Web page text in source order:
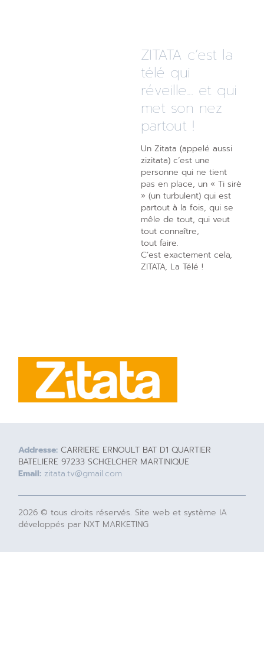
ZITATA c’est la
télé qui
réveille... et qui
met son nez
partout !
Un Zitata (appelé aussi
zizitata) c’est une
personne qui ne tient
pas en place, un « Ti sirè
» (un turbulent) qui est
partout à la fois, qui se
mêle de tout, qui veut
tout connaître,
tout faire.
C’est exactement cela,
ZITATA, La Télé !
Addresse: CARRIERE ERNOULT BAT D1 QUARTIER
BATELIERE 97233 SCHŒLCHER MARTINIQUE
Email: zitata.tv@gmail.com
2026 © tous droits réservés. Site web et système IA
développés par NXT MARKETING